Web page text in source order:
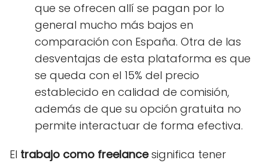
que se ofrecen allí se pagan por lo
general mucho más bajos en
comparación con España. Otra de las
desventajas de esta plataforma es que
se queda con el 15% del precio
establecido en calidad de comisión,
además de que su opción gratuita no
permite interactuar de forma efectiva.
El trabajo como freelancesignifica tener